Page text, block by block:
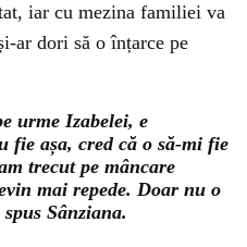
iar cu mezina familiei va
ar dori să o înțarce pe
urme Izabelei, e
fie așa, cred că o să-mi fie
trecut pe mâncare
mai repede. Doar nu o
Sânziana.